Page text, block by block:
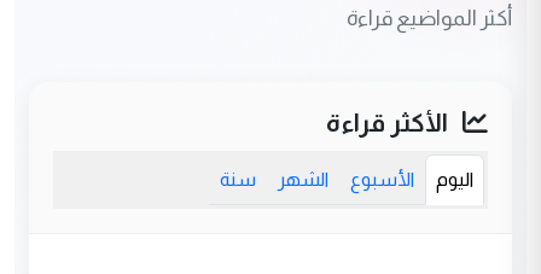
أكثر المواضيع قراءة
الأكثر قراءة
اليوم الأسبوع الشهر سنة